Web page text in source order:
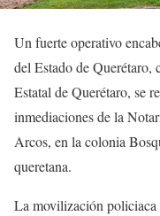
Un fuerte operativo
del Estado de Querétaro,
Estatal de Querétaro, se
inmediaciones de la
Arcos, en la colonia
queretana.
La movilización policiaca